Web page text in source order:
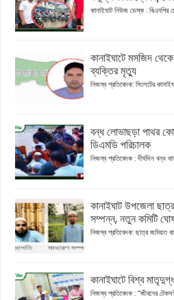
কানাইঘাট নিউজ ডেস্ক : বিএনপির
কানাইঘাটে মসজিদ
ব্যক্তির মৃত্যু
নিজস্ব প্রতিবেদক: সিলেটের
বন্ধ লোভাছড়া পাথর
ডিএমডি পরিচালক
নিজস্ব প্রতিবেদক : দীর্ঘদিন বন্ধ
কানাইঘাট উপজেলা
সম্পন্ন, নতুন কমিটি
নিজস্ব প্রতিবেদক: ছাত্র জমিয়ত
কানাইঘাটে বিশ্ব
নিজস্ব প্রতিবেদক : “জীবনের